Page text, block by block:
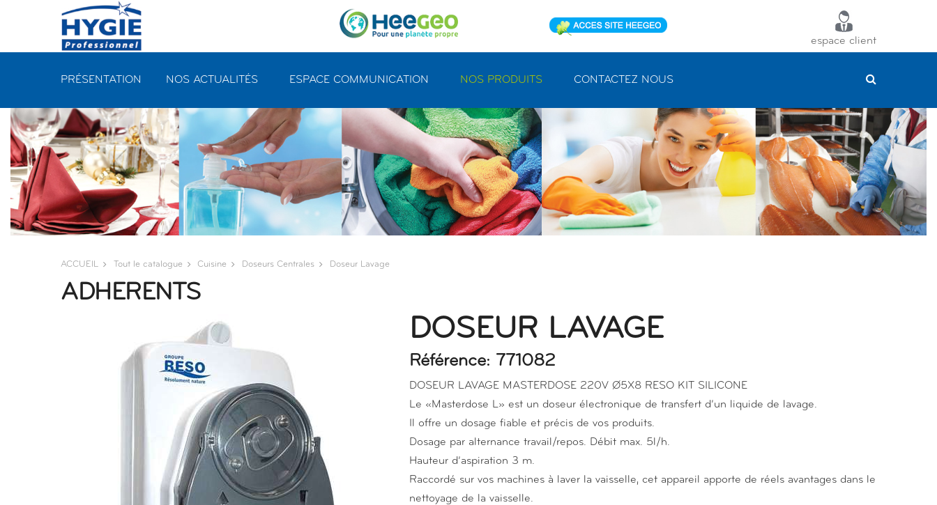
espace client
PRÉSENTATION NOS ACTUALITÉS ESPACE COMMUNICATION NOS PRODUITS CONTACTEZ NOUS
ACCUEIL Tout le catalogue Cuisine Doseurs Centrales Doseur Lavage
ADHERENTS
DOSEUR LAVAGE
Référence: 771082
DOSEUR LAVAGE MASTERDOSE 220V Ø5X8 RESO KIT SILICONE
Le «Masterdose L» est un doseur électronique de transfert d’un liquide de lavage.
Il offre un dosage fiable et précis de vos produits.
Dosage par alternance travail/repos. Débit max. 5l/h.
Hauteur d’aspiration 3 m.
Raccordé sur vos machines à laver la vaisselle, cet appareil apporte de réels avantages dans le
nettoyage de la vaisselle.
Panneau de gestion des cookies